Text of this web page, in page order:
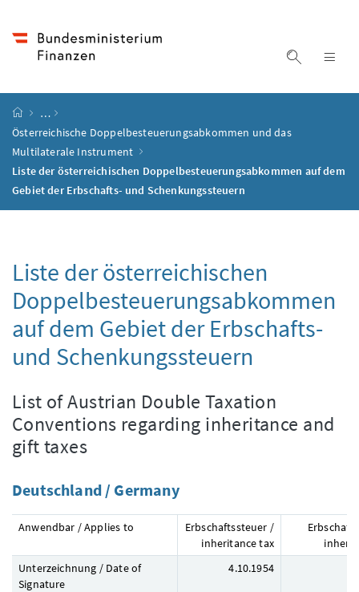
Suche
Startseite
…
Österreichische Doppelbesteuerungsabkommen und das
Multilaterale Instrument
Liste der österreichischen Doppelbesteuerungsabkommen auf dem
Gebiet der Erbschafts- und Schenkungssteuern
Liste der österreichischen
Doppelbesteuerungsabkommen
auf dem Gebiet der Erbschafts-
und Schenkungssteuern
List of Austrian Double Taxation
Conventions regarding inheritance and
gift taxes
Deutschland / Germany
Anwendbar / Applies to
Erbschaftssteuer /
inheritance tax
Unterzeichnung / Date of
Signature
4.10.1954